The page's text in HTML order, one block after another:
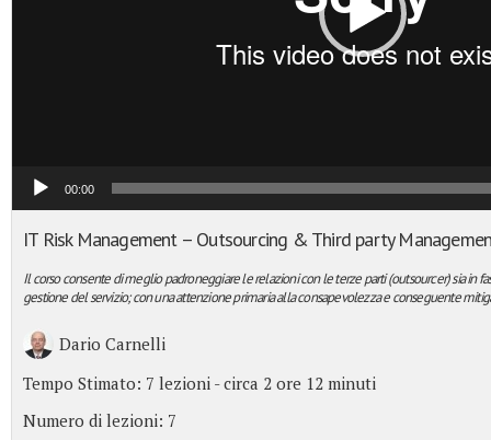
00:00
IT Risk Management – Outsourcing & Third party
Il corso consente di meglio padroneggiare le relazioni con le terze parti (outsourcer) sia in
gestione del servizio; con una attenzione primaria alla consapevolezza e conseguente
Dario Carnelli
Tempo Stimato: 7 lezioni - circa 2 ore 12 minuti
Numero di lezioni: 7